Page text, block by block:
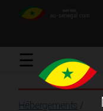
☰
Hébergements /